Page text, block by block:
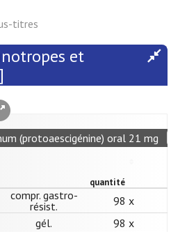
titres
et
(protoaescigénine) oral 21 mg
quantité
compr. gastro-
résist.
98 x
gél.
98 x